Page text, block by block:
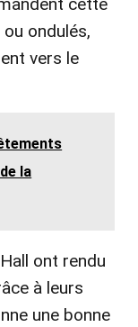
cette
ondulés,
vers le
la
ont rendu
à leurs
une bonne